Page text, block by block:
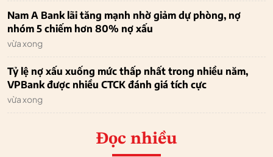
Nam A Bank lãi tăng mạnh nhờ giảm dự phòng, nợ
nhóm 5 chiếm hơn 80% nợ xấu
vừa xong
Tỷ lệ nợ xấu xuống mức thấp nhất trong nhiều năm,
VPBank được nhiều CTCK đánh giá tích cực
vừa xong
Đọc nhiều